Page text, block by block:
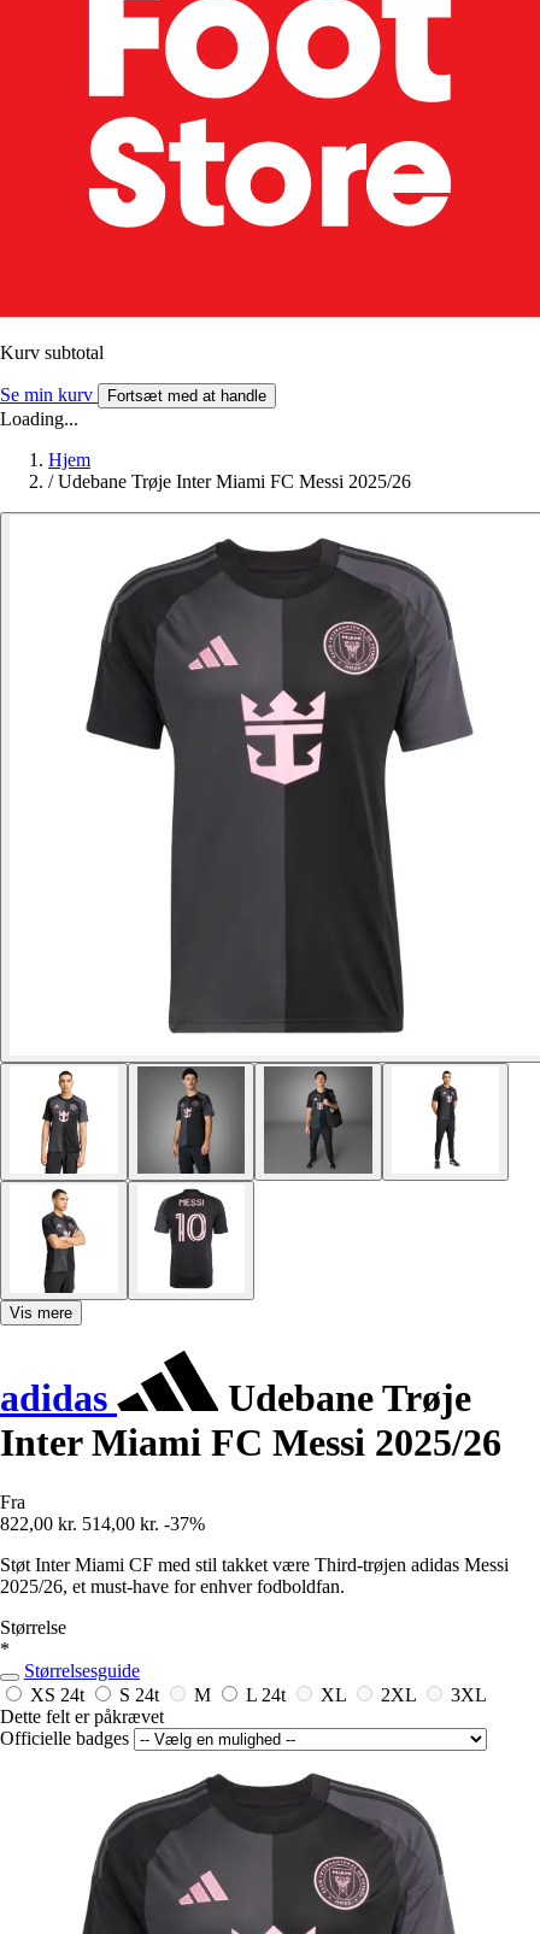
Kurv subtotal
Se min kurv Fortsæt med at handle
Loading...
Hjem
/ Udebane Trøje Inter Miami FC Messi 2025/26
Vis mere
adidas
Udebane Trøje
Inter Miami FC Messi 2025/26
Fra
822,00 kr. 514,00 kr. -37%
Støt Inter Miami CF med stil takket være Third-trøjen adidas Messi
2025/26, et must-have for enhver fodboldfan.
Størrelse
*
Størrelsesguide
XS 24t S 24t M L 24t XL 2XL
3XL
Dette felt er påkrævet
Officielle badges